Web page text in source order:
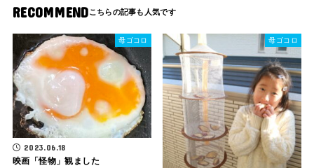
RECOMMEND
母ゴコロ
2023.06.18
映画「怪物」観ました
母ゴコロ